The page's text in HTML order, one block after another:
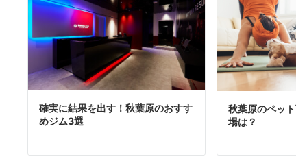
確実に結果を出す！秋葉原のおすす
めジム3選
秋葉原のペット
場は？